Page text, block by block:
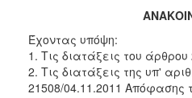
ΔΗΜΟΤΗΣ
Έχοντας υπόψη:
1. Τις διατάξεις του
2. Τις διατάξεις της υπ'
21508/04.11.2011 Απόφασης